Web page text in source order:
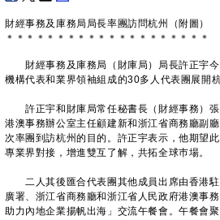
​財經事務及庫務局局長率團訪問杭州（附圖）
＊ ＊ ＊ ＊ ＊ ＊ ＊ ＊ ＊ ＊ ＊ ＊ ＊ ＊ ＊ ＊ ＊ ＊ ＊ ＊
財經事務及庫務局（財庫局）局長許正宇今
機構代表和業界領袖組成的30多人代表團展開
許正宇和財庫局常任秘書長（財經事務）張
港澳事務辦公室主任顧建新和浙江省商務廳副
次率團到訪杭州的目的。許正宇表示，他期望
專業界對接，增進雙互了解，共拓全球巿場。
二人其後匯合代表團其他成員出席由香港駐
廣署、浙江省商務廳和浙江省人民政府港澳事
助力內地企業揚帆出海」交流午餐會。午餐會